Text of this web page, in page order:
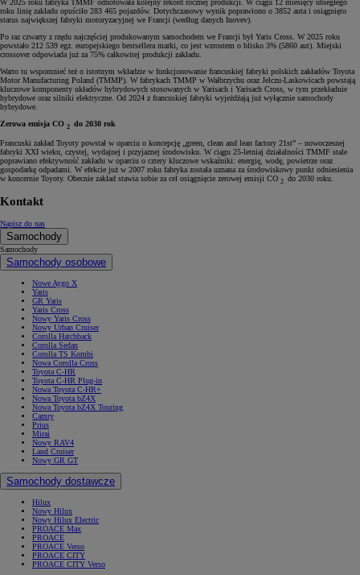
W 2025 roku fabryka TMMF odnotowała kolejny rekord rocznej produkcji. W ciągu 12 miesięcy ubiegłego
roku linię zakładu opuściło 283 465 pojazdów. Dotychczasowy wynik poprawiono o 3852 auta i osiągnięto
status największej fabryki motoryzacyjnej we Francji (według danych Inovev).
Po raz czwarty z rzędu najczęściej produkowanym samochodem we Francji był Yaris Cross. W 2025 roku
powstało 212 539 egz. europejskiego bestsellera marki, co jest wzrostem o blisko 3% (5860 aut). Miejski
crossover odpowiada już za 75% całkowitej produkcji zakładu.
Warto tu wspomnieć też o istotnym wkładzie w funkcjonowanie francuskiej fabryki polskich zakładów Toyota
Motor Manufacturing Poland (TMMP). W fabrykach TMMP w Wałbrzychu oraz Jelczu-Laskowicach powstają
kluczowe komponenty układów hybrydowych stosowanych w Yarisach i Yarisach Cross, w tym przekładnie
hybrydowe oraz silniki elektryczne. Od 2024 z francuskiej fabryki wyjeżdżają już wyłącznie samochody
hybrydowe.
Zerowa emisja CO 2 do 2030 rok
Francuski zakład Toyoty powstał w oparciu o koncepcję „green, clean and lean factory 21st” – nowoczesnej
fabryki XXI wieku, czystej, wydajnej i przyjaznej środowisku. W ciągu 25-letniaj działalności TMMF stale
poprawiano efektywność zakładu w oparciu o cztery kluczowe wskaźniki: energię, wodę, powietrze oraz
gospodarkę odpadami. W efekcie już w 2007 roku fabryka została uznana za środowiskowy punkt odniesienia
w koncernie Toyoty. Obecnie zakład stawia sobie za cel osiągnięcie zerowej emisji CO 2 do 2030 roku.
Kontakt
Napisz do nas
Samochody
Samochody
Samochody osobowe
Nowe Aygo X
Yaris
GR Yaris
Yaris Cross
Nowy Yaris Cross
Nowy Urban Cruiser
Corolla Hatchback
Corolla Sedan
Corolla TS Kombi
Nowa Corolla Cross
Toyota C-HR
Toyota C-HR Plug-in
Nowa Toyota C-HR+
Nowa Toyota bZ4X
Nowa Toyota bZ4X Touring
Camry
Prius
Mirai
Nowy RAV4
Land Cruiser
Nowy GR GT
Samochody dostawcze
Hilux
Nowy Hilux
Nowy Hilux Electric
PROACE Max
PROACE
PROACE Verso
PROACE CITY
PROACE CITY Verso